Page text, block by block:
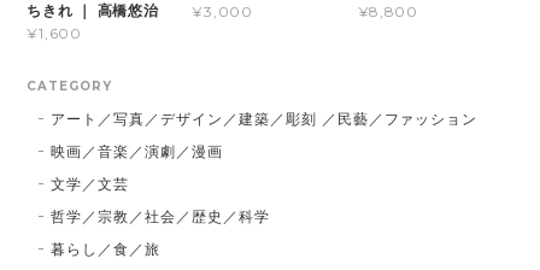
ちきれ ｜ 高橋悠治
¥1,600
¥3,000
¥8,800
CATEGORY
アート／写真／デザイン／建築／彫刻 ／民藝／ファッション
映画／音楽／演劇／漫画
文学／文芸
哲学／宗教／社会／歴史／科学
暮らし／食／旅